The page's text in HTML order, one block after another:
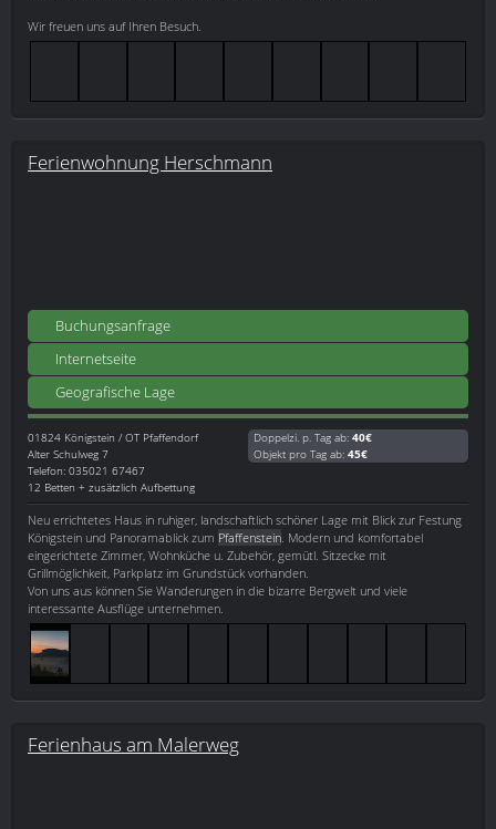
Wir freuen uns auf Ihren Besuch.
Ferienwohnung Herschmann
Buchungsanfrage
Internetseite
Geografische Lage
01824 Königstein / OT Pfaffendorf
Alter Schulweg 7
Telefon: 035021 67467
12 Betten + zusätzlich Aufbettung
Doppelzi. p. Tag ab: 40€
Objekt pro Tag ab: 45€
Neu errichtetes Haus in ruhiger, landschaftlich schöner Lage mit Blick zur Festung
Königstein und Panoramablick zum Pfaffenstein . Modern und komfortabel
eingerichtete Zimmer, Wohnküche u. Zubehör, gemütl. Sitzecke mit
Grillmöglichkeit, Parkplatz im Grundstück vorhanden.
Von uns aus können Sie Wanderungen in die bizarre Bergwelt und viele
interessante Ausflüge unternehmen.
Ferienhaus am Malerweg